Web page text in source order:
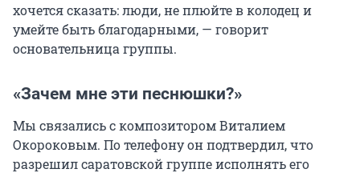
хочется сказать: люди, не плюйте в колодец и
умейте быть благодарными, — говорит
основательница группы.
«Зачем мне эти песнюшки?»
Мы связались с композитором Виталием
Окороковым. По телефону он подтвердил, что
разрешил саратовской группе исполнять его